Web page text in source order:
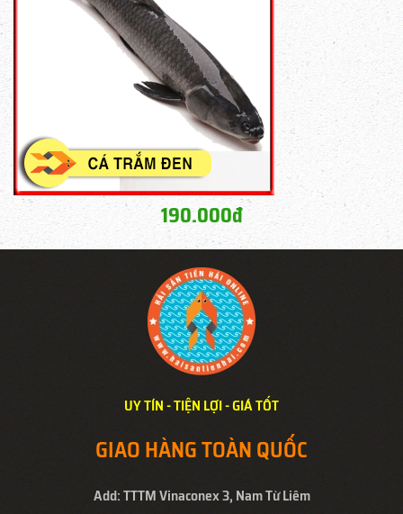
190.000đ
UY TÍN - TIỆN LỢI - GIÁ TỐT
GIAO HÀNG TOÀN QUỐC
Add: TTTM Vinaconex 3, Nam Từ Liêm